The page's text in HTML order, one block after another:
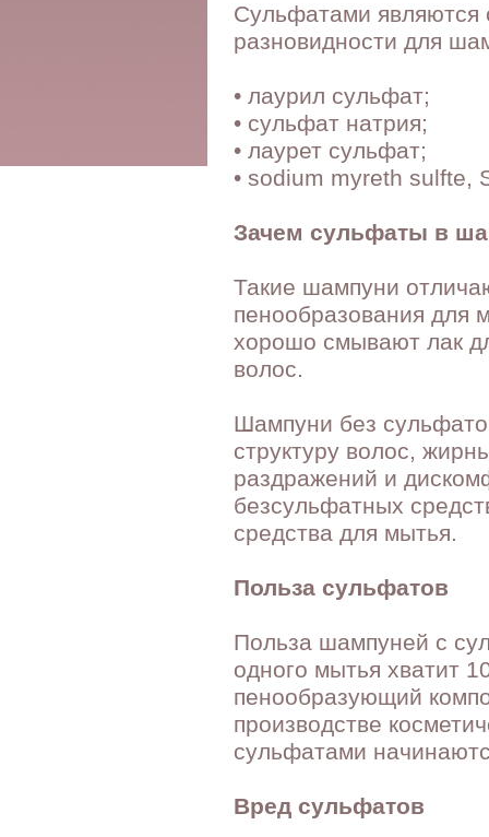
Сульфатами являются
разновидности для
• лаурил сульфат;
• сульфат натрия;
• лаурет сульфат;
• sodium myreth sulfte,
Зачем сульфаты в
Такие шампуни
пенообразования для
хорошо смывают лак
волос.
Шампуни без
структуру волос,
раздражений и
безсульфатных
средства для мытья.
Польза сульфатов
Польза шампуней с
одного мытья хватит
пенообразующий
производстве
сульфатами
Вред сульфатов